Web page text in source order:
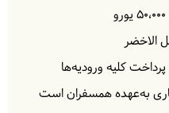
به سمت شرق عمان و ناحیه
الاخضر
کلیه ورودیه‌ها
به‌عهده همسفران است